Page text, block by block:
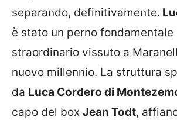
separando, definitivamente.
è stato un perno
straordinario vissuto a
nuovo millennio. La struttura
da Luca Cordero di
capo del box Jean Todt,